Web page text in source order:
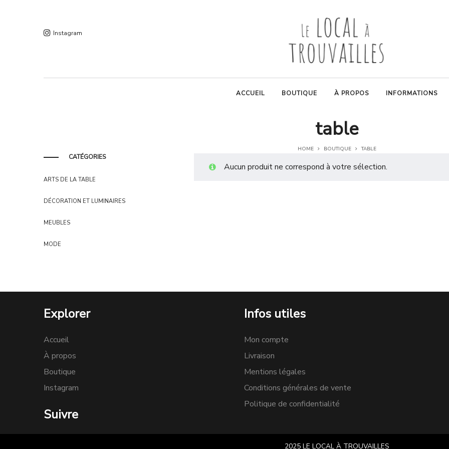
Instagram
ACCUEIL BOUTIQUE À PROPOS INFORMATIONS
table
HOME BOUTIQUE TABLE
Aucun produit ne correspond à votre sélection.
CATÉGORIES
ARTS DE LA TABLE
DÉCORATION ET LUMINAIRES
MEUBLES
MODE
Explorer
Accueil
À propos
Boutique
Instagram
Suivre
Infos utiles
Mon compte
Livraison
Mentions légales
Conditions générales de vente
Politique de confidentialité
2025 LE LOCAL À TROUVAILLES